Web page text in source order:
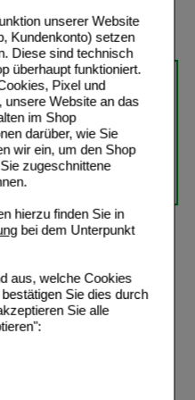
unserer Website
Kundenkonto) setzen
Diese sind technisch
überhaupt funktioniert.
Pixel und
unsere Website an das
im Shop
darüber, wie Sie
wir ein, um den Shop
zugeschnittene
hierzu finden Sie in
bei dem Unterpunkt
aus, welche Cookies
Sie dies durch
Sie alle